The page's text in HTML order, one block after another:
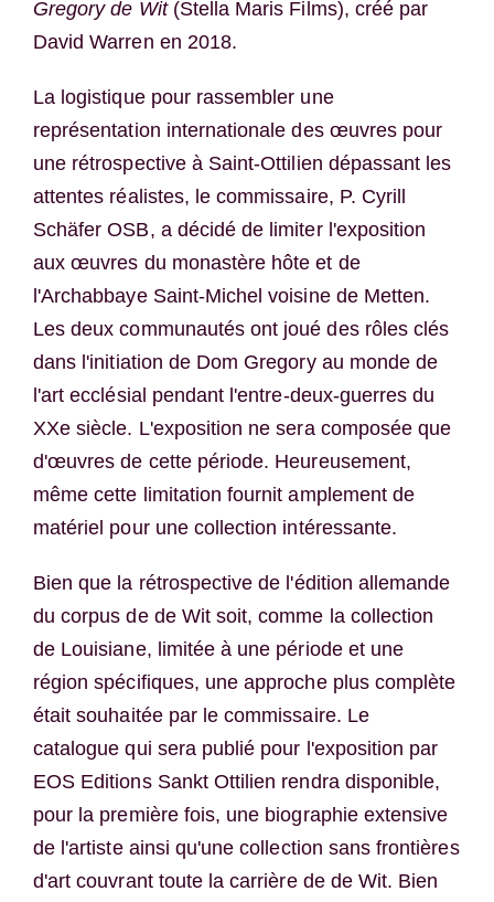
Gregory de Wit(Stella Maris Films), créé par
David Warren en 2018.
La logistique pour rassembler une
représentation internationale des œuvres pour
une rétrospective à Saint-Ottilien dépassant les
attentes réalistes, le commissaire, P. Cyrill
Schäfer OSB, a décidé de limiter l'exposition
aux œuvres du monastère hôte et de
l'Archabbaye Saint-Michel voisine de Metten.
Les deux communautés ont joué des rôles clés
dans l'initiation de Dom Gregory au monde de
l'art ecclésial pendant l'entre-deux-guerres du
XXe siècle. L'exposition ne sera composée que
d'œuvres de cette période. Heureusement,
même cette limitation fournit amplement de
matériel pour une collection intéressante.
Bien que la rétrospective de l'édition allemande
du corpus de de Wit soit, comme la collection
de Louisiane, limitée à une période et une
région spécifiques, une approche plus complète
était souhaitée par le commissaire. Le
catalogue qui sera publié pour l'exposition par
EOS Editions Sankt Ottilien rendra disponible,
pour la première fois, une biographie extensive
de l'artiste ainsi qu'une collection sans frontières
d'art couvrant toute la carrière de de Wit. Bien